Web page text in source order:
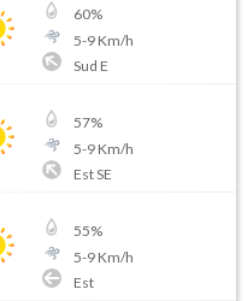
60%
5-9Km/h
Sud E
57%
5-9Km/h
Est SE
55%
5-9Km/h
Est